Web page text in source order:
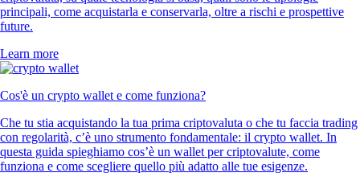
principali, come acquistarla e conservarla, oltre a rischi e prospettive
future.
Learn more
Cos'è un crypto wallet e come funziona?
Che tu stia acquistando la tua prima criptovaluta o che tu faccia trading
con regolarità, c’è uno strumento fondamentale: il crypto wallet. In
questa guida spieghiamo cos’è un wallet per criptovalute, come
funziona e come scegliere quello più adatto alle tue esigenze.